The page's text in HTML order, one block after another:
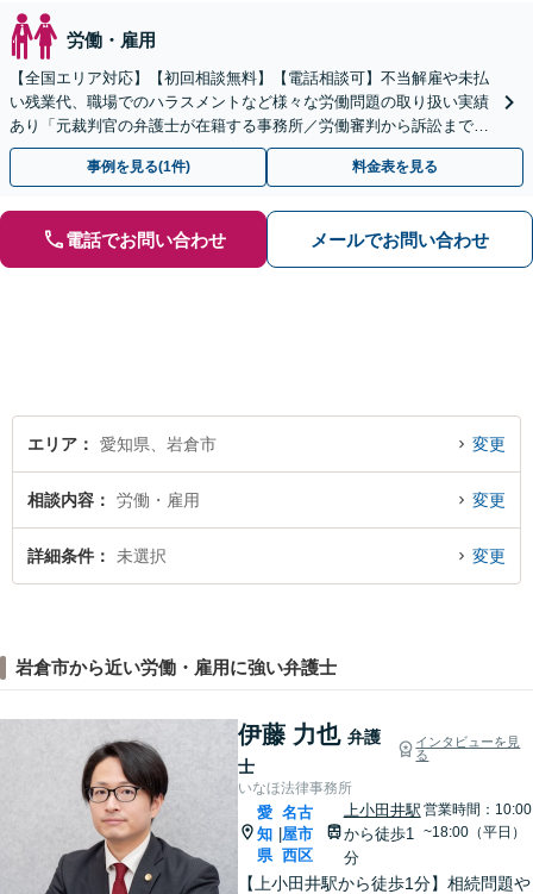
労働・雇用
【全国エリア対応】【初回相談無料】【電話相談可】不当解雇や未払
い残業代、職場でのハラスメントなど様々な労働問題の取り扱い実績
あり「元裁判官の弁護士が在籍する事務所／労働審判から訴訟まで、
裁判官経験を活かした最適な戦略を立案」
事例を見る(1件) 料金表を見る
電話でお問い合わせ メールでお問い合わせ
エリア 愛知県、岩倉市 変更
相談内容 労働・雇用 変更
詳細条件 未選択 変更
岩倉市から近い労働・雇用に強い弁護士
伊藤 力也 弁護
士
インタビューを見
る
いなほ法律事務所
愛
知
県
名古
屋市
西区
上小田井駅
から徒歩1
分
営業時間：10:00
~18:00（平日）
【上小田井駅から徒歩1分】相続問題や